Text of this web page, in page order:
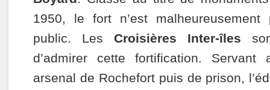
1950, le fort n’est
public. Les Croisières Inter-îles
d’admirer cette fortification. Servant
arsenal de Rochefort puis de prison,